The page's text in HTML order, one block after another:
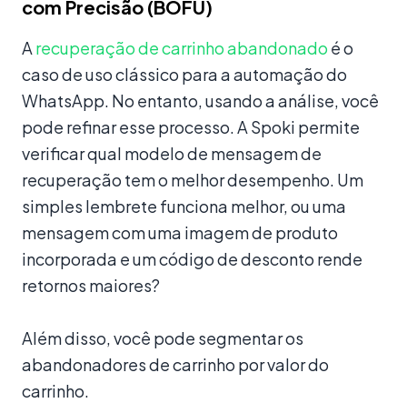
com Precisão (BOFU)
A recuperação de carrinho abandonado é o
caso de uso clássico para a automação do
WhatsApp. No entanto, usando a análise, você
pode refinar esse processo. A Spoki permite
verificar qual modelo de mensagem de
recuperação tem o melhor desempenho. Um
simples lembrete funciona melhor, ou uma
mensagem com uma imagem de produto
incorporada e um código de desconto rende
retornos maiores?
Além disso, você pode segmentar os
abandonadores de carrinho por valor do
carrinho.